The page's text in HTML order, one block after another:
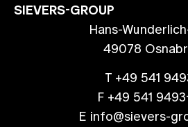
SIEVERS-GROUP
Hans-
49078
T +49 541
F +49 541
E info@sievers-